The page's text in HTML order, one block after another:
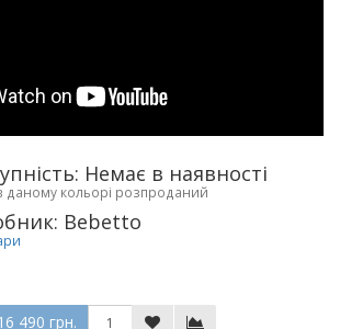
Немає в наявності
даному кольорі розпроданий
Bebetto
490 грн.